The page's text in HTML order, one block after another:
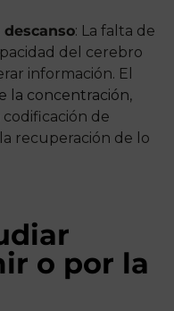
: La falta de
del cerebro
información. El
la concentración,
de
recuperación de lo
o por la